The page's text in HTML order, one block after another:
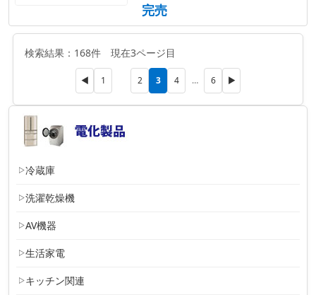
冷蔵庫
洗濯乾燥機
AV機器
生活家電
キッチン関連
完売
検索結果：168件 現在3ページ目
◀ 1 2 3 4 … 6 ▶